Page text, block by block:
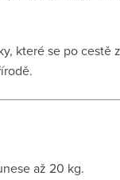
které se po
až 20 kg.